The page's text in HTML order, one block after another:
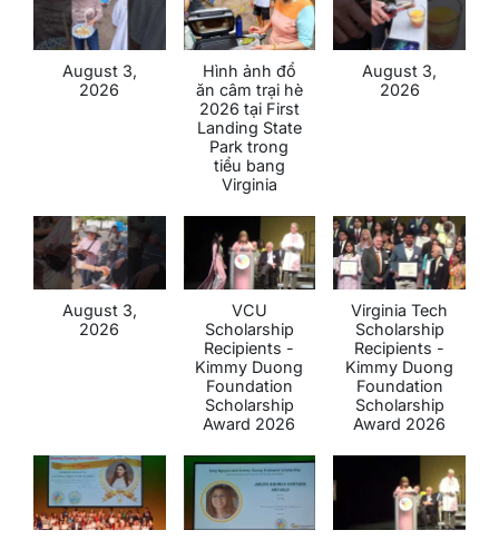
August 3,
2026
Hình ảnh đổ
ăn câm trại hè
2026 tại First
Landing State
Park trong
tiểu bang
Virginia
August 3,
2026
August 3,
2026
VCU
Scholarship
Recipients -
Kimmy Duong
Foundation
Scholarship
Award 2026
Virginia Tech
Scholarship
Recipients -
Kimmy Duong
Foundation
Scholarship
Award 2026